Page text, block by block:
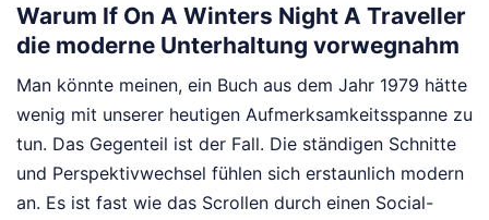
Warum If On A Winters Night A Traveller
die moderne Unterhaltung vorwegnahm
Man könnte meinen, ein Buch aus dem Jahr 1979 hätte
wenig mit unserer heutigen Aufmerksamkeitsspanne zu
tun. Das Gegenteil ist der Fall. Die ständigen Schnitte
und Perspektivwechsel fühlen sich erstaunlich modern
an. Es ist fast wie das Scrollen durch einen Social-